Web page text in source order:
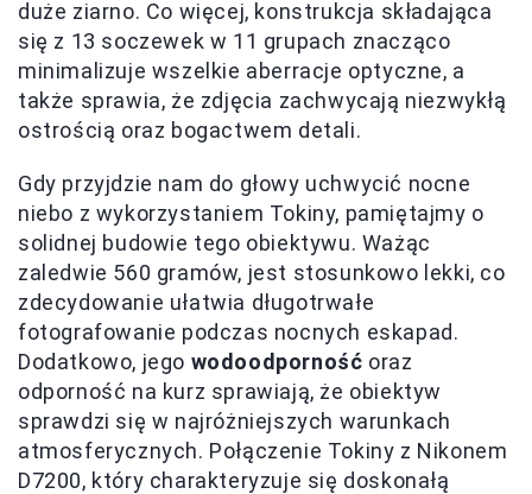
duże ziarno. Co więcej, konstrukcja składająca
się z 13 soczewek w 11 grupach znacząco
minimalizuje wszelkie aberracje optyczne, a
także sprawia, że zdjęcia zachwycają niezwykłą
ostrością oraz bogactwem detali.
Gdy przyjdzie nam do głowy uchwycić nocne
niebo z wykorzystaniem Tokiny, pamiętajmy o
solidnej budowie tego obiektywu. Ważąc
zaledwie 560 gramów, jest stosunkowo lekki, co
zdecydowanie ułatwia długotrwałe
fotografowanie podczas nocnych eskapad.
Dodatkowo, jego wodoodporność oraz
odporność na kurz sprawiają, że obiektyw
sprawdzi się w najróżniejszych warunkach
atmosferycznych. Połączenie Tokiny z Nikonem
D7200, który charakteryzuje się doskonałą